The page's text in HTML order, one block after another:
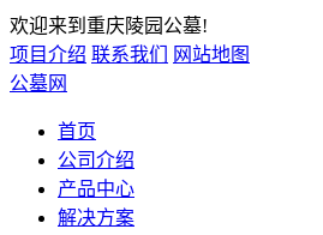
欢迎来到重庆陵园公墓!
项目介绍 联系我们
网站地图
公墓网
首页
公司介绍
产品中心
解决方案